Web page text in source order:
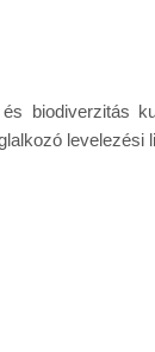
biodiverzitás
levelezési